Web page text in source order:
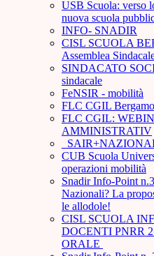
USB Scuola: verso
nuova scuola
INFO- SNADIR
CISL SCUOLA
Assemblea
SINDACATO
sindacale
FeNSIR - mobilità
FLC CGIL
FLC CGIL:
AMMINISTRATIV
CUB Scuola
operazioni mobilità
Snadir Info-Point
Nazionali? La
le allodole!
CISL SCUOLA
DOCENTI PNRR
ORALE ­